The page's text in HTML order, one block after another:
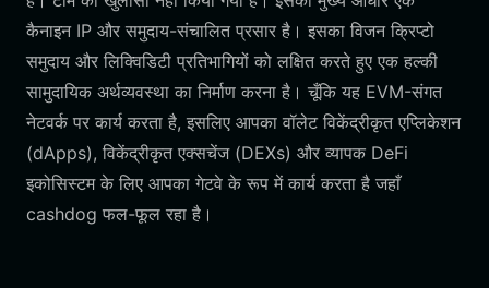
कैनाइन IP और समुदाय-संचालित प्रसार है। इसका विजन क्रिप्टो
समुदाय और लिक्विडिटी प्रतिभागियों को लक्षित करते हुए एक हल्की
सामुदायिक अर्थव्यवस्था का निर्माण करना है। चूँकि यह EVM-संगत
नेटवर्क पर कार्य करता है, इसलिए आपका वॉलेट विकेंद्रीकृत एप्लिकेशन
(dApps), विकेंद्रीकृत एक्सचेंज (DEXs) और व्यापक DeFi
इकोसिस्टम के लिए आपका गेटवे के रूप में कार्य करता है जहाँ
cashdog फल-फूल रहा है।